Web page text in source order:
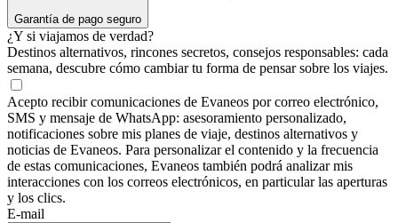
Garantía de pago seguro
¿Y si viajamos de verdad?
Destinos alternativos, rincones secretos, consejos responsables: cada
semana, descubre cómo cambiar tu forma de pensar sobre los viajes.
Acepto recibir comunicaciones de Evaneos por correo electrónico,
SMS y mensaje de WhatsApp: asesoramiento personalizado,
notificaciones sobre mis planes de viaje, destinos alternativos y
noticias de Evaneos. Para personalizar el contenido y la frecuencia
de estas comunicaciones, Evaneos también podrá analizar mis
interacciones con los correos electrónicos, en particular las aperturas
y los clics.
E-mail